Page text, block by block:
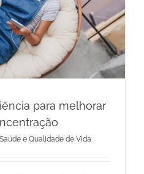
para melhorar
Saúde e Qualidade de Vida